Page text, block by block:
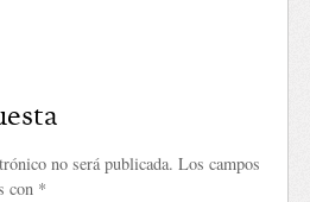
no será publicada. Los campos
con *